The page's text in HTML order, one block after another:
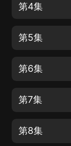
第4集
第5集
第6集
第7集
第8集